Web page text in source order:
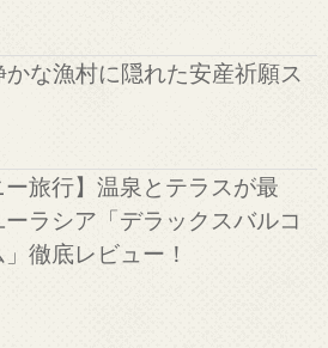
かな漁村に隠れた安産祈願ス
ー旅行】温泉とテラスが最
ラシア「デラックスバルコ
徹底レビュー！